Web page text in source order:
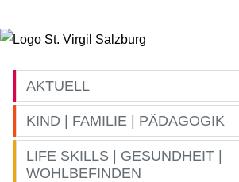
AKTUELL
KIND | FAMILIE | PÄDAGOGIK
LIFE SKILLS | GESUNDHEIT |
WOHLBEFINDEN